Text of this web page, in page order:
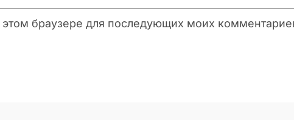
браузере для последующих моих